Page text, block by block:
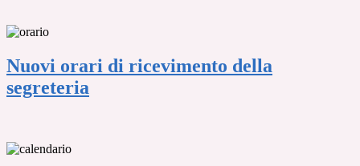
Nuovi orari di ricevimento della
segreteria